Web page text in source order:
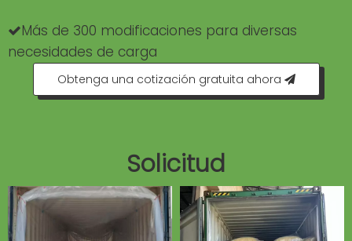
Más de 300 modificaciones para diversas
necesidades de carga
Obtenga una cotización gratuita ahora
Solicitud